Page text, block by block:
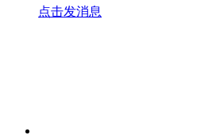
点击发消息